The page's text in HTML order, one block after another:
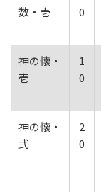
数・壱
0
神の懐・
壱
1
0
神の懐・
弐
2
0